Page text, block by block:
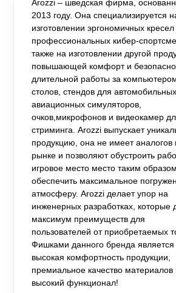
Arozzi – шведская фирма,
2013 году. Она специализируется
изготовлении эргономичных
профессиональных кибер-
также на изготовлении другой
повышающей комфорт и
длительной работы за
столов, стендов для
авиационных симуляторов,
очков,микрофонов и видеокамер
стриминга. Arozzi выпускает
продукцию, она не имеет аналогов
рынке и позволяют обустроить
игровое место место таким
обеспечить максимальное
атмосферу. Arozzi делает упор на
инженерных разработках, которые
максимум преимуществ для
пользователей от приобретаемых
Фишками данного бренда является
высокая комфортность продукции,
премиальное качество материалов
высокий функционал!